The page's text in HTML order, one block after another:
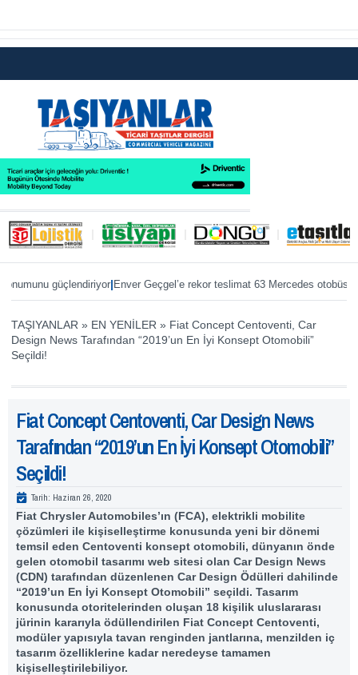
güçlendiriyor|Enver Geçgel’e rekor teslimat 63 Mercedes otobüs|ÖKN
TAŞIYANLAR » EN YENİLER » Fiat Concept Centoventi, Car
Design News Tarafından “2019’un En İyi Konsept Otomobili”
Seçildi!
Fiat Concept Centoventi, Car Design News
Tarafından “2019’un En İyi Konsept Otomobili”
Seçildi!
Tarih: Haziran 26, 2020
Fiat Chrysler Automobiles’ın (FCA), elektrikli mobilite
çözümleri ile kişiselleştirme konusunda yeni bir dönemi
temsil eden Centoventi konsept otomobili, dünyanın önde
gelen otomobil tasarımı web sitesi olan Car Design News
(CDN) tarafından düzenlenen Car Design Ödülleri dahilinde
“2019’un En İyi Konsept Otomobili” seçildi. Tasarım
konusunda otoritelerinden oluşan 18 kişilik uluslararası
jürinin kararıyla ödüllendirilen Fiat Concept Centoventi,
modüler yapısıyla tavan renginden jantlarına, menzilden iç
tasarım özelliklerine kadar neredeyse tamamen
kişiselleştirilebiliyor.